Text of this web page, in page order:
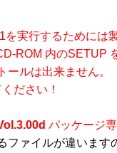
を実行するためには
内のSETUP
ルは出来ません。
ださい！
パッケージ
ァイルが違います